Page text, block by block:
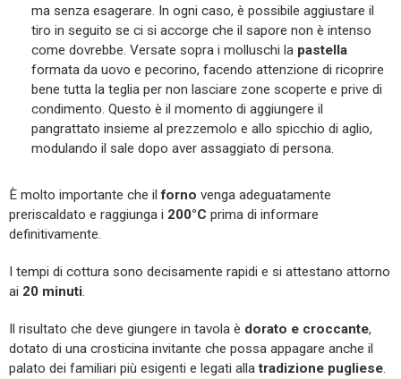
ma senza esagerare. In ogni caso, è possibile aggiustare il
tiro in seguito se ci si accorge che il sapore non è intenso
come dovrebbe. Versate sopra i molluschi la pastella
formata da uovo e pecorino, facendo attenzione di ricoprire
bene tutta la teglia per non lasciare zone scoperte e prive di
condimento. Questo è il momento di aggiungere il
pangrattato insieme al prezzemolo e allo spicchio di aglio,
modulando il sale dopo aver assaggiato di persona.
È molto importante che ilforno venga adeguatamente
preriscaldato e raggiunga i 200°C prima di informare
definitivamente.
I tempi di cottura sono decisamente rapidi e si attestano attorno
ai 20 minuti.
Il risultato che deve giungere in tavola è dorato e croccante,
dotato di una crosticina invitante che possa appagare anche il
palato dei familiari più esigenti e legati allatradizione pugliese.